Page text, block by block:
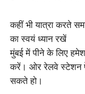
कहीं भी यात्रा करते
का स्वयं ध्यान रखें
मुंबई में पीने के लिए
करें। ओर रेलवे स्टेशन
सकते हो।